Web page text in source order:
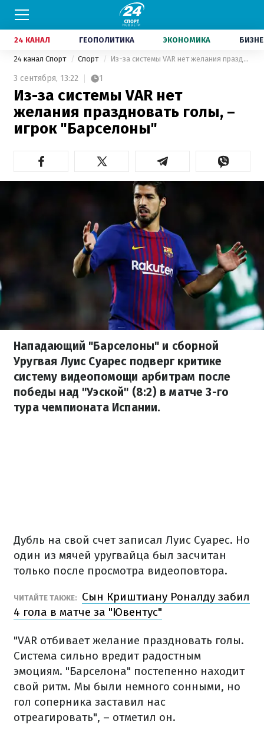
24 КАНАЛ ГЕОПОЛИТИКА ЭКОНОМИКА
24 канал Спорт Спорт Из-за системы VAR нет желания праздновать голы, – игрок "Барселоны"
3 сентября, 13:22 1
Из-за системы VAR нет
желания праздновать голы, –
игрок "Барселоны"
Нападающий "Барселоны" и сборной
Уругвая Луис Суарес подверг критике
систему видеопомощи арбитрам после
победы над "Уэской" (8:2) в матче 3-го
тура чемпионата Испании.
Дубль на свой счет записал Луис Суарес. Но
один из мячей уругвайца был засчитан
только после просмотра видеоповтора.
ЧИТАЙТЕ ТАКЖЕ:
Сын Криштиану Роналду забил
4 гола в матче за "Ювентус"
"VAR отбивает желание праздновать голы.
Система сильно вредит радостным
эмоциям. "Барселона" постепенно находит
свой ритм. Мы были немного сонными, но
гол соперника заставил нас
отреагировать", – отметил он.